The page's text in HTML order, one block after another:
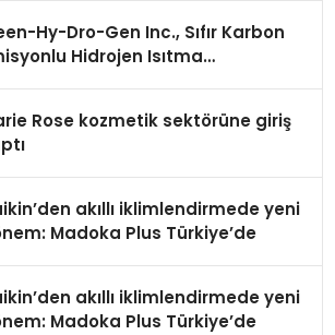
Hy-Dro-Gen Inc., Sıfır Karbon
Hidrojen Isıtma
Rose kozmetik sektörüne giriş
akıllı iklimlendirmede yeni
Madoka Plus Türkiye’de
akıllı iklimlendirmede yeni
Madoka Plus Türkiye’de